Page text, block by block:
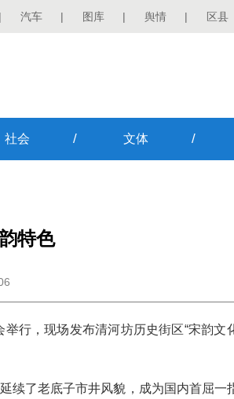
| 汽车 | 图库 | 舆情 | 区县
社会 / 文体 /
特色
行，现场发布清河坊历史街区“宋韵文
续了老底子市井风貌，成为国内首屈一